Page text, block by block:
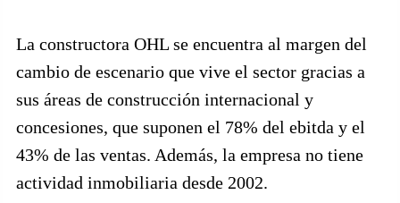
La constructora OHL se encuentra al margen del
cambio de escenario que vive el sector gracias a
sus áreas de construcción internacional y
concesiones, que suponen el 78% del ebitda y el
43% de las ventas. Además, la empresa no tiene
actividad inmobiliaria desde 2002.